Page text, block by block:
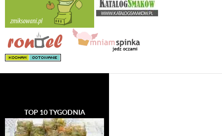
TOP 10 TYGODNIA